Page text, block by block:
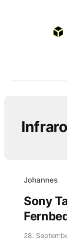
Johannes
Sony
28.